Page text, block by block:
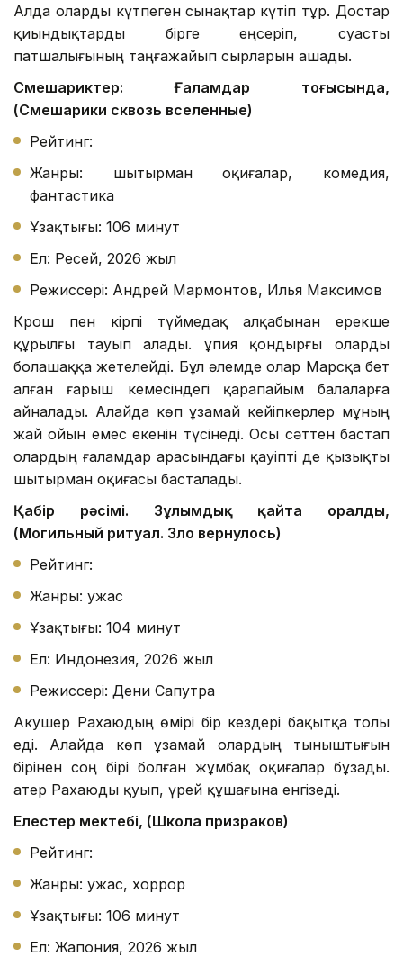
Алда оларды күтпеген сынақтар күтіп тұр. Достар
қиындықтарды бірге еңсеріп, суасты
патшалығының таңғажайып сырларын ашады.
Смешариктер: Ғаламдар тоғысында,
(Смешарики сквозь вселенные)
Рейтинг:
Жанры: шытырман оқиғалар, комедия,
фантастика
Ұзақтығы: 106 минут
Ел: Ресей, 2026 жыл
Режиссері: Андрей Мармонтов, Илья Максимов
Крош пен кірпі түймедақ алқабынан ерекше
құрылғы тауып алады. Құпия қондырғы оларды
болашаққа жетелейді. Бұл әлемде олар Марсқа бет
алған ғарыш кемесіндегі қарапайым балаларға
айналады. Алайда көп ұзамай кейіпкерлер мұның
жай ойын емес екенін түсінеді. Осы сәттен бастап
олардың ғаламдар арасындағы қауіпті де қызықты
шытырман оқиғасы басталады.
Қабір рәсімі. Зұлымдық қайта оралды,
(Могильный ритуал. Зло вернулось)
Рейтинг:
Жанры: ужас
Ұзақтығы: 104 минут
Ел: Индонезия, 2026 жыл
Режиссері: Дени Сапутра
Акушер Рахаюдың өмірі бір кездері бақытқа толы
еді. Алайда көп ұзамай олардың тыныштығын
бірінен соң бірі болған жұмбақ оқиғалар бұзады.
Қатер Рахаюды қуып, үрей құшағына енгізеді.
Елестер мектебі, (Школа призраков)
Рейтинг:
Жанры: ужас, хоррор
Ұзақтығы: 106 минут
Ел: Жапония, 2026 жыл